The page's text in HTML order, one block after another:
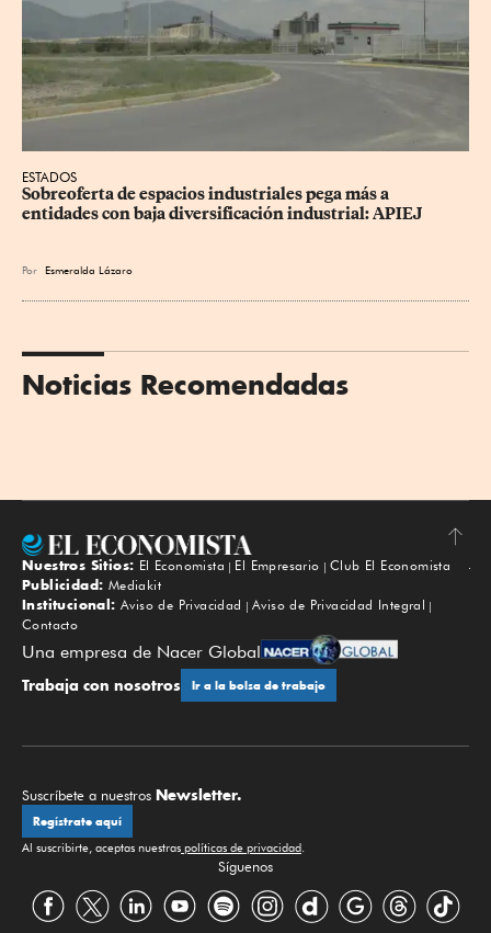
ESTADOS
Sobreoferta de espacios industriales pega más a
entidades con baja diversificación industrial: APIEJ
Por Esmeralda Lázaro
Noticias Recomendadas
Subir
Nuestros Sitios: El Economista El Empresario
Club El Economista
Publicidad: Mediakit
Institucional: Aviso de Privacidad
Aviso de Privacidad Integral
Contacto
Una empresa de Nacer Global
Trabaja con nosotros Ir a la bolsa de trabajo
Suscríbete a nuestros Newsletter.
Regístrate aquí
Al suscribirte, aceptas nuestras políticas de privacidad.
Síguenos